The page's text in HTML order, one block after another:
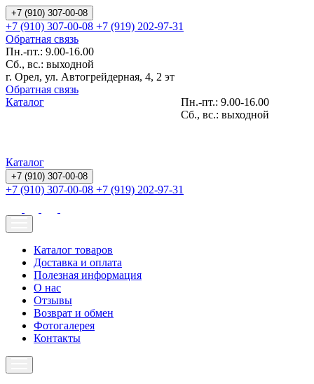
+7 (910) 307-00-08
+7 (910) 307-00-08 +7 (919) 202-97-31
Обратная связь
Пн.-пт.: 9.00-16.00
Сб., вс.: выходной
г. Орел, ул. Автогрейдерная, 4, 2 эт
Обратная связь
Пн.-пт.: 9.00-16.00
Сб., вс.: выходной
Каталог
Каталог
+7 (910) 307-00-08
+7 (910) 307-00-08 +7 (919) 202-97-31
Каталог товаров
Доставка и оплата
Полезная информация
О нас
Отзывы
Возврат и обмен
Фотогалерея
Контакты